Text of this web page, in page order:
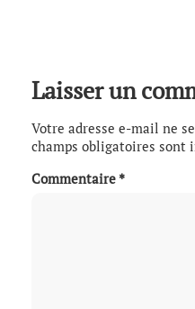
Laisser un
Votre adresse e-mail ne
champs obligatoires sont
Commentaire *